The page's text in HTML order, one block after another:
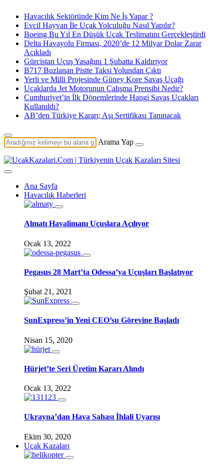
Havacılık Sektöründe Kim Ne İş Yapar ?
Evcil Hayvan İle Uçak Yolculuğu Nasıl Yapılır?
Boeing Bu Yıl En Düşük Uçak Teslimatını Gerçekleştirdi
Delta Havayolu Firması, 2020’de 12 Milyar Dolar Zarar
Açıkladı
Gürcistan Uçuş Yasağını 1 Şubatta Kaldırıyor
B717 Buzlanan Pistte Taksi Yolundan Çıktı
Yerli ve Milli Projesinde Güney Kore Savaş Uçağı
Uçaklarda Jet Motorunun Çalışma Prensibi Nedir?
Cumhuriyet’in İlk Dönemlerinde Hangi Savaş Uçakları
Kullanıldı?
AB’den Türkiye Kararı; Aşı Sertifikası Tanınacak
Arama Yap
Ana Sayfa
Havacılık Haberleri
Almatı Havalimanı Uçuşlara Açılıyor
Ocak 13, 2022
Pegasus 28 Mart’ta Odessa’ya Uçuşları Başlatıyor
Şubat 21, 2021
SunExpress’in Yeni CEO’su Görevine Başladı
Nisan 15, 2020
Hürjet’te Seri Üretim Kararı Alındı
Ocak 13, 2022
Ukrayna’dan Hava Sahası İhlali Uyarısı
Ekim 30, 2020
Uçak Kazaları